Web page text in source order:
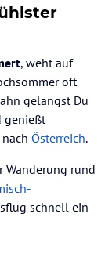
, weht auf
oft
gelangst Du
genießt
Österreich.
Wanderung rund
schnell ein